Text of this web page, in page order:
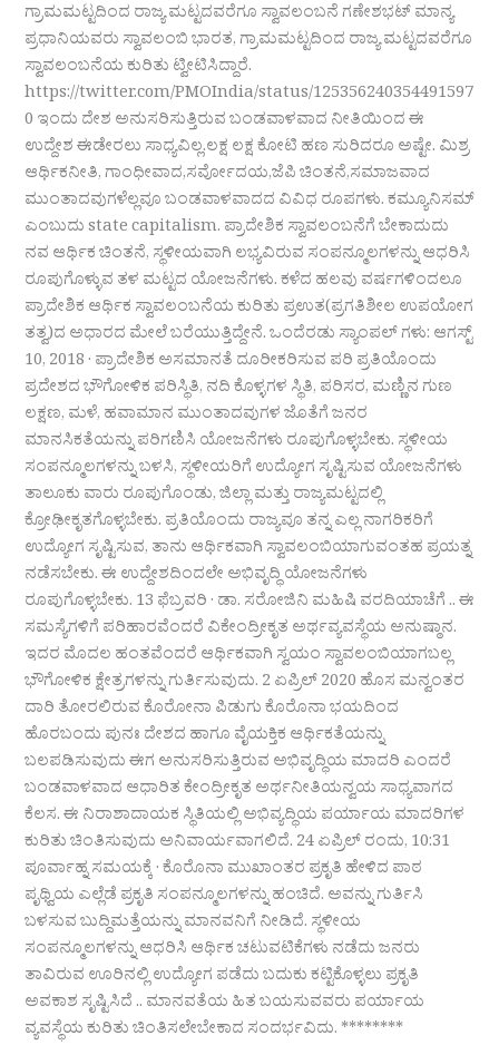
ಗ್ರಾಮಮಟ್ಟದಿಂದ ರಾಜ್ಯ ಮಟ್ಟದವರೆಗೂ ಸ್ವಾವಲಂಬನೆ ಗಣೇಶಭಟ್ ಮಾನ್ಯ
ಪ್ರಧಾನಿಯವರು ಸ್ವಾವಲಂಬಿ ಭಾರತ, ಗ್ರಾಮಮಟ್ಟದಿಂದ ರಾಜ್ಯ ಮಟ್ಟದವರೆಗೂ
ಸ್ವಾವಲಂಬನೆಯ ಕುರಿತು ಟ್ವೀಟಿಸಿದ್ದಾರೆ.
https://twitter.com/PMOIndia/status/125356240354491597
0 ಇಂದು ದೇಶ ಅನುಸರಿಸುತ್ತಿರುವ ಬಂಡವಾಳವಾದ ನೀತಿಯಿಂದ ಈ
ಉದ್ದೇಶ ಈಡೇರಲು ಸಾಧ್ಯವಿಲ್ಲ.ಲಕ್ಷ ಲಕ್ಷ ಕೋಟಿ ಹಣ ಸುರಿದರೂ ಅಷ್ಟೇ. ಮಿಶ್ರ
ಆರ್ಥಿಕನೀತಿ, ಗಾಂಧೀವಾದ,ಸರ್ವೋದಯ,ಜೆಪಿ ಚಿಂತನೆ,ಸಮಾಜವಾದ
ಮುಂತಾದವುಗಳೆಲ್ಲವೂ ಬಂಡವಾಳವಾದದ ವಿವಿಧ ರೂಪಗಳು. ಕಮ್ಯೂನಿಸಮ್
ಎಂಬುದು state capitalism. ಪ್ರಾದೇಶಿಕ ಸ್ವಾವಲಂಬನೆಗೆ ಬೇಕಾದುದು
ನವ ಆರ್ಥಿಕ ಚಿಂತನೆ, ಸ್ಥಳೀಯವಾಗಿ ಲಭ್ಯವಿರುವ ಸಂಪನ್ಮೂಲಗಳನ್ನು ಆಧರಿಸಿ
ರೂಪುಗೊಳ್ಳುವ ತಳ ಮಟ್ಟದ ಯೋಜನೆಗಳು. ಕಳೆದ ಹಲವು ವರ್ಷಗಳಿಂದಲೂ
ಪ್ರಾದೇಶಿಕ ಆರ್ಥಿಕ ಸ್ವಾವಲಂಬನೆಯ ಕುರಿತು ಪ್ರಉತ(ಪ್ರಗತಿಶೀಲ ಉಪಯೋಗ
ತತ್ವ)ದ ಅಧಾರದ ಮೇಲೆ ಬರೆಯುತ್ತಿದ್ದೇನೆ. ಒಂದೆರಡು ಸ್ಯಾಂಪಲ್ ಗಳು: ಆಗಸ್ಟ್
10, 2018 · ಪ್ರಾದೇಶಿಕ ಅಸಮಾನತೆ ದೂರೀಕರಿಸುವ ಪರಿ ಪ್ರತಿಯೊಂದು
ಪ್ರದೇಶದ ಭೌಗೋಳಿಕ ಪರಿಸ್ಥಿತಿ, ನದಿ ಕೊಳ್ಳಗಳ ಸ್ಥಿತಿ, ಪರಿಸರ, ಮಣ್ಣಿನ ಗುಣ
ಲಕ್ಷಣ, ಮಳೆ, ಹವಾಮಾನ ಮುಂತಾದವುಗಳ ಜೊತೆಗೆ ಜನರ
ಮಾನಸಿಕತೆಯನ್ನು ಪರಿಗಣಿಸಿ ಯೋಜನೆಗಳು ರೂಪುಗೊಳ್ಳಬೇಕು. ಸ್ಥಳೀಯ
ಸಂಪನ್ಮೂಲಗಳನ್ನು ಬಳಸಿ, ಸ್ಥಳೀಯರಿಗೆ ಉದ್ಯೋಗ ಸೃಷ್ಟಿಸುವ ಯೋಜನೆಗಳು
ತಾಲೂಕು ವಾರು ರೂಪುಗೊಂಡು, ಜಿಲ್ಲಾ ಮತ್ತು ರಾಜ್ಯಮಟ್ಟದಲ್ಲಿ
ಕ್ರೋಢೀಕೃತಗೊಳ್ಳಬೇಕು. ಪ್ರತಿಯೊಂದು ರಾಜ್ಯವೂ ತನ್ನ ಎಲ್ಲ ನಾಗರಿಕರಿಗೆ
ಉದ್ಯೋಗ ಸೃಷ್ಟಿಸುವ, ತಾನು ಆರ್ಥಿಕವಾಗಿ ಸ್ವಾವಲಂಬಿಯಾಗುವಂತಹ ಪ್ರಯತ್ನ
ನಡೆಸಬೇಕು. ಈ ಉದ್ದೇಶದಿಂದಲೇ ಅಭಿವೃದ್ಧಿ ಯೋಜನೆಗಳು
ರೂಪುಗೊಳ್ಳಬೇಕು. 13 ಫೆಬ್ರವರಿ · ಡಾ. ಸರೋಜಿನಿ ಮಹಿಷಿ ವರದಿಯಾಚೆಗೆ .. ಈ
ಸಮಸ್ಯೆಗಳಿಗೆ ಪರಿಹಾರವೆಂದರೆ ವಿಕೇಂದ್ರೀಕೃತ ಅರ್ಥವ್ಯವಸ್ಥೆಯ ಅನುಷ್ಠಾನ.
ಇದರ ಮೊದಲ ಹಂತವೆಂದರೆ ಆರ್ಥಿಕವಾಗಿ ಸ್ವಯಂ ಸ್ವಾವಲಂಬಿಯಾಗಬಲ್ಲ
ಭೌಗೋಳಿಕ ಕ್ಷೇತ್ರಗಳನ್ನು ಗುರ್ತಿಸುವುದು. 2 ಏಪ್ರಿಲ್ 2020 ಹೊಸ ಮನ್ವಂತರ
ದಾರಿ ತೋರಲಿರುವ ಕೊರೋನಾ ಪಿಡುಗು ಕೊರೊನಾ ಭಯದಿಂದ
ಹೊರಬಂದು ಪುನಃ ದೇಶದ ಹಾಗೂ ವೈಯಕ್ತಿಕ ಆರ್ಥಿಕತೆಯನ್ನು
ಬಲಪಡಿಸುವುದು ಈಗ ಅನುಸರಿಸುತ್ತಿರುವ ಅಭಿವೃದ್ಧಿಯ ಮಾದರಿ ಎಂದರೆ
ಬಂಡವಾಳವಾದ ಆಧಾರಿತ ಕೇಂದ್ರೀಕೃತ ಅರ್ಥನೀತಿಯನ್ವಯ ಸಾಧ್ಯವಾಗದ
ಕೆಲಸ. ಈ ನಿರಾಶಾದಾಯಕ ಸ್ಥಿತಿಯಲ್ಲಿ ಅಭಿವ್ಯದ್ಧಿಯ ಪರ್ಯಾಯ ಮಾದರಿಗಳ
ಕುರಿತು ಚಿಂತಿಸುವುದು ಅನಿವಾರ್ಯವಾಗಲಿದೆ. 24 ಏಪ್ರಿಲ್ ರಂದು, 10:31
ಪೂರ್ವಾಹ್ನ ಸಮಯಕ್ಕೆ · ಕೊರೊನಾ ಮುಖಾಂತರ ಪ್ರಕೃತಿ ಹೇಳಿದ ಪಾಠ
ಪೃಥ್ವಿಯ ಎಲ್ಲೆಡೆ ಪ್ರಕೃತಿ ಸಂಪನ್ಮೂಲಗಳನ್ನು ಹಂಚಿದೆ. ಅವನ್ನು ಗುರ್ತಿಸಿ
ಬಳಸುವ ಬುದ್ದಿಮತ್ತೆಯನ್ನು ಮಾನವನಿಗೆ ನೀಡಿದೆ. ಸ್ಥಳೀಯ
ಸಂಪನ್ಮೂಲಗಳನ್ನು ಆಧರಿಸಿ ಆರ್ಥಿಕ ಚಟುವಟಿಕೆಗಳು ನಡೆದು ಜನರು
ತಾವಿರುವ ಊರಿನಲ್ಲಿ ಉದ್ಯೋಗ ಪಡೆದು ಬದುಕು ಕಟ್ಟಿಕೊಳ್ಳಲು ಪ್ರಕೃತಿ
ಅವಕಾಶ ಸೃಷ್ಟಿಸಿದೆ .. ಮಾನವತೆಯ ಹಿತ ಬಯಸುವವರು ಪರ್ಯಾಯ
ವ್ಯವಸ್ಥೆಯ ಕುರಿತು ಚಿಂತಿಸಲೇಬೇಕಾದ ಸಂದರ್ಭವಿದು. ********